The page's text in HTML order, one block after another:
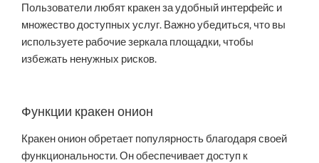
Пользователи любят кракен за удобный интерфейс и
множество доступных услуг. Важно убедиться, что вы
используете рабочие зеркала площадки, чтобы
избежать ненужных рисков.
Функции кракен онион
Кракен онион обретает популярность благодаря своей
функциональности. Он обеспечивает доступ к